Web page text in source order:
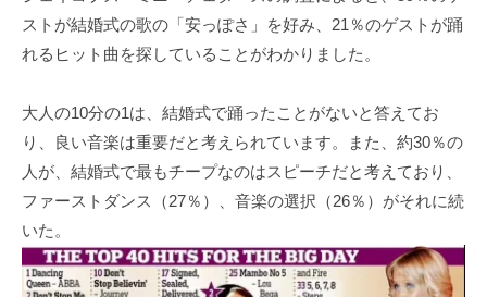
ストが結婚式の歌の「安っぽさ」を好み、21％のゲストが踊
れるヒット曲を探していることがわかりました。
大人の10分の1は、結婚式で踊ったことがないと答えてお
り、良い音楽は重要だと考えられています。また、約30％の
人が、結婚式で最もチープなのはスピーチだと考えており、
ファーストダンス（27％）、音楽の選択（26％）がそれに続
いた。